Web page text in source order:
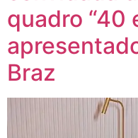
quadro “40
Braz